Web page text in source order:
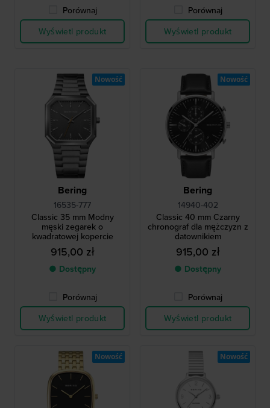
Porównaj
Wyświetl produkt
Porównaj
Wyświetl produkt
Bering
16535-777
Classic 35 mm Modny
męski zegarek o
kwadratowej kopercie
915,00 zł
● Dostępny
Porównaj
Wyświetl produkt
Nowość
Bering
14940-402
Classic 40 mm Czarny
chronograf dla mężczyzn z
datownikiem
915,00 zł
● Dostępny
Porównaj
Wyświetl produkt
Nowość
Nowość Nowość